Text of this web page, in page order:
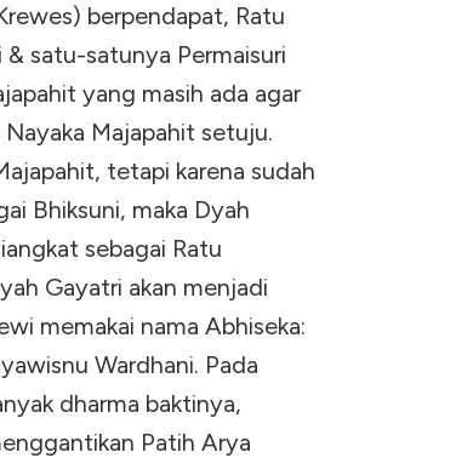
berpendapat, Ratu
satu-satunya Permaisuri
yang masih ada agar
Majapahit setuju.
tetapi karena sudah
Bhiksuni, maka Dyah
sebagai Ratu
Gayatri akan menjadi
memakai nama Abhiseka:
Wardhani. Pada
dharma baktinya,
Patih Arya